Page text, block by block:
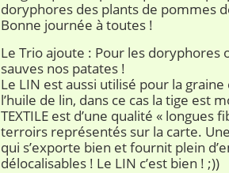
doryphores des plants de pommes
Bonne journée à toutes !
Le Trio ajoute : Pour les doryphores
sauves nos patates !
Le LIN est aussi utilisé pour la
l’huile de lin, dans ce cas la tige est
TEXTILE est d’une qualité « longues
terroirs représentés sur la carte.
qui s’exporte bien et fournit plein
délocalisables ! Le LIN c’est bien ! ;))